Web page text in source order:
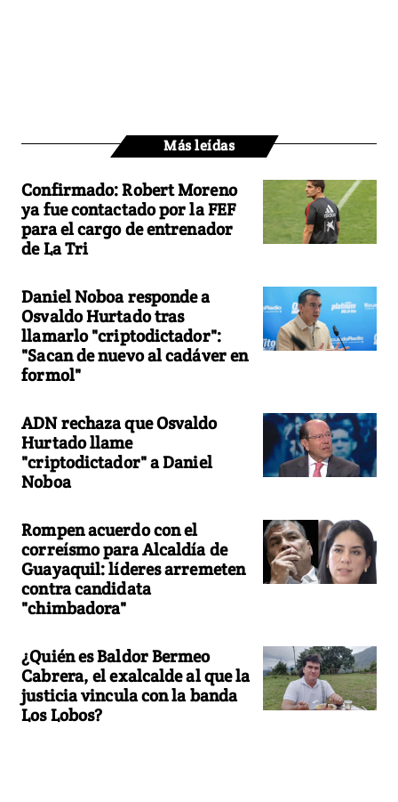
Más leídas
Confirmado: Robert Moreno
ya fue contactado por la FEF
para el cargo de entrenador
de La Tri
Daniel Noboa responde a
Osvaldo Hurtado tras
llamarlo "criptodictador":
"Sacan de nuevo al cadáver en
formol"
ADN rechaza que Osvaldo
Hurtado llame
"criptodictador" a Daniel
Noboa
Rompen acuerdo con el
correísmo para Alcaldía de
Guayaquil: líderes arremeten
contra candidata
"chimbadora"
¿Quién es Baldor Bermeo
Cabrera, el exalcalde al que la
justicia vincula con la banda
Los Lobos?